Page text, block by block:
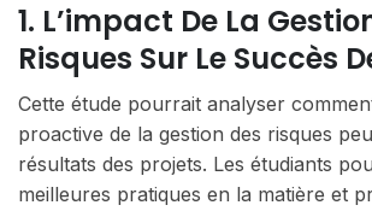
1. L’impact De La
Risques Sur Le Succès
Cette étude pourrait analyser
proactive de la gestion des risques
résultats des projets. Les étudiants
meilleures pratiques en la matière et